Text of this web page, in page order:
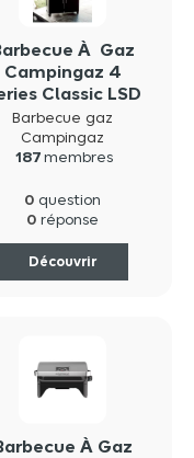
À Gaz
Campingaz 4
Classic LSD
Plus
Barbecue gaz
Campingaz
187 membres
0 question
0 réponse
Découvrir
À Gaz